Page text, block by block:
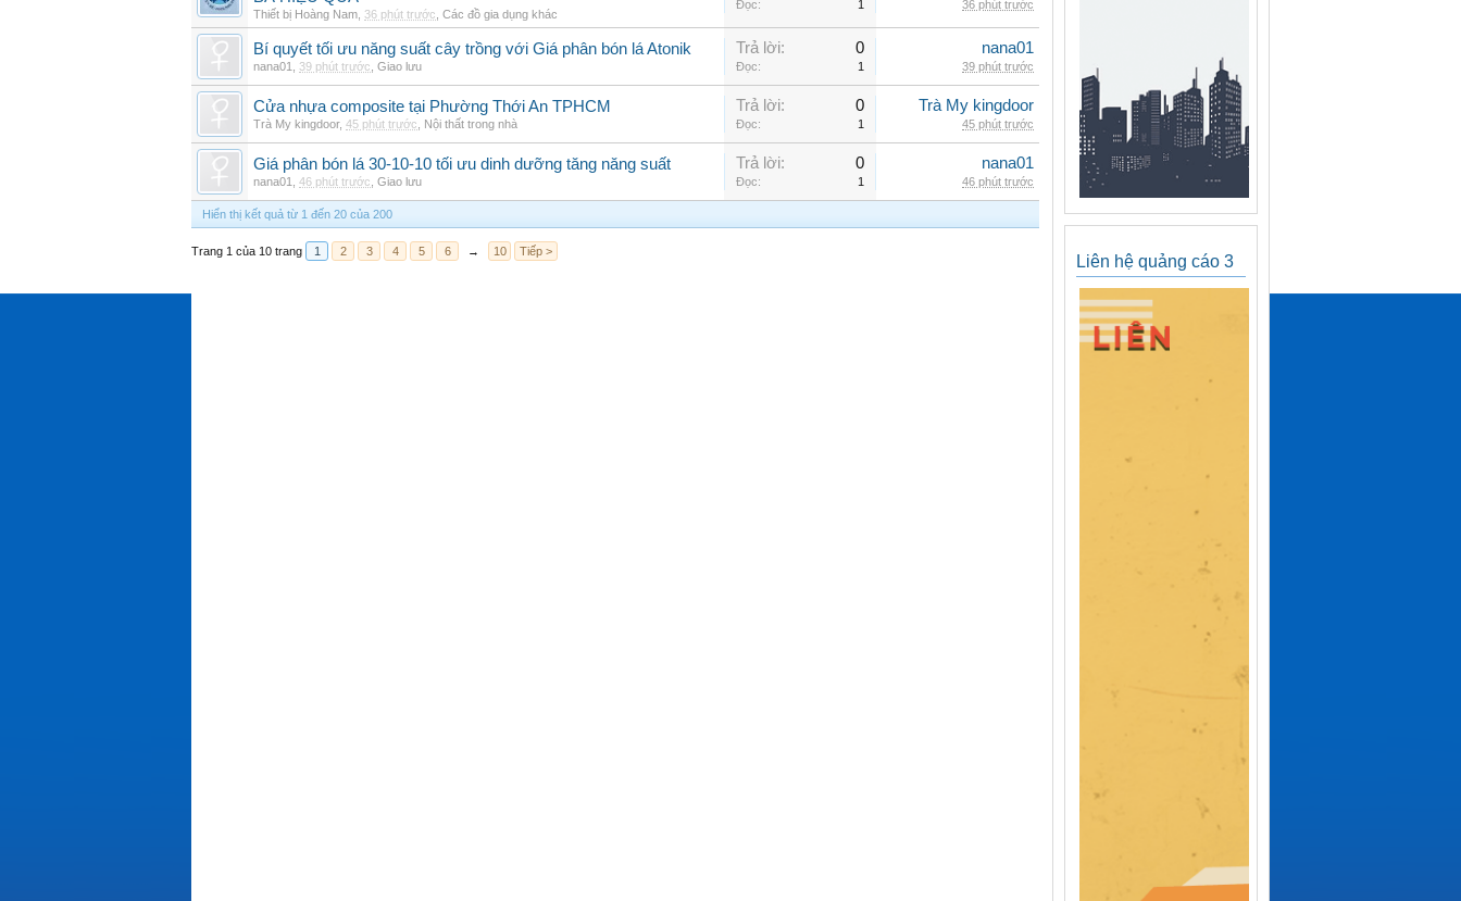
Thiết bị Hoàng Nam 36 phút trước Các đồ gia dụng khác
Đọc: 1 36 phút trước
Bí quyết tối ưu năng suất cây trồng với Giá phân bón lá Atonik
nana01 39 phút trước Giao lưu
Trả lời: 0
Đọc: 1
nana01
39 phút trước
Cửa nhựa composite tại Phường Thới An TPHCM
Trà My kingdoor, 45 phút trước Nội thất trong nhà
Trả lời: 0
Đọc: 1
Trà My kingdoor
45 phút trước
Giá phân bón lá 30-10-10 tối ưu dinh dưỡng tăng năng suất
nana01 46 phút trước Giao lưu
Trả lời: 0
Đọc: 1
nana01
46 phút trước
Hiển thị kết quả từ 1 đến 20 của 200
Trang 1 của 10 trang 1 2 3 4 5 6 → 10 Tiếp >
Liên hệ quảng cáo 3